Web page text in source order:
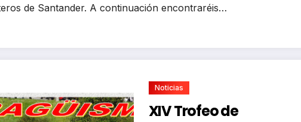
de Santander. A continuación encontraréis…
Noticias
XIV Trofeo de